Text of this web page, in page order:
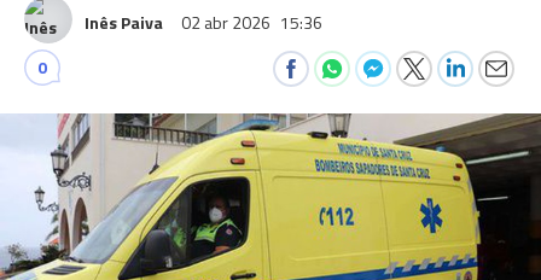
Inês Paiva 02 abr 2026 15:36
0